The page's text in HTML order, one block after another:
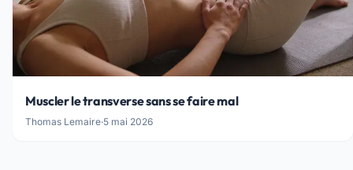
Muscler le transverse sans se faire mal
Thomas Lemaire·5 mai 2026